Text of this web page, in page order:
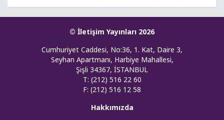
© İletişim Yayınları 2026
Cumhuriyet Caddesi, No:36, 1. Kat, Daire 3,
Seyhan Apartmanı, Harbiye Mahallesi,
Şişli 34367, İSTANBUL
T: (212) 516 22 60
F: (212) 516 12 58
Hakkımızda